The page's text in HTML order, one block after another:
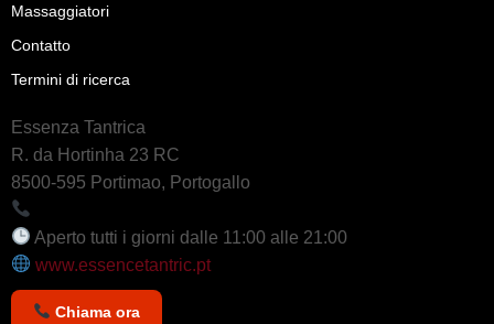
Massaggiatori
Contatto
Termini di ricerca
Essenza Tantrica
R. da Hortinha 23 RC
8500-595 Portimao, Portogallo
Aperto tutti i giorni dalle 11:00 alle 21:00
www.essencetantric.pt
Chiama ora